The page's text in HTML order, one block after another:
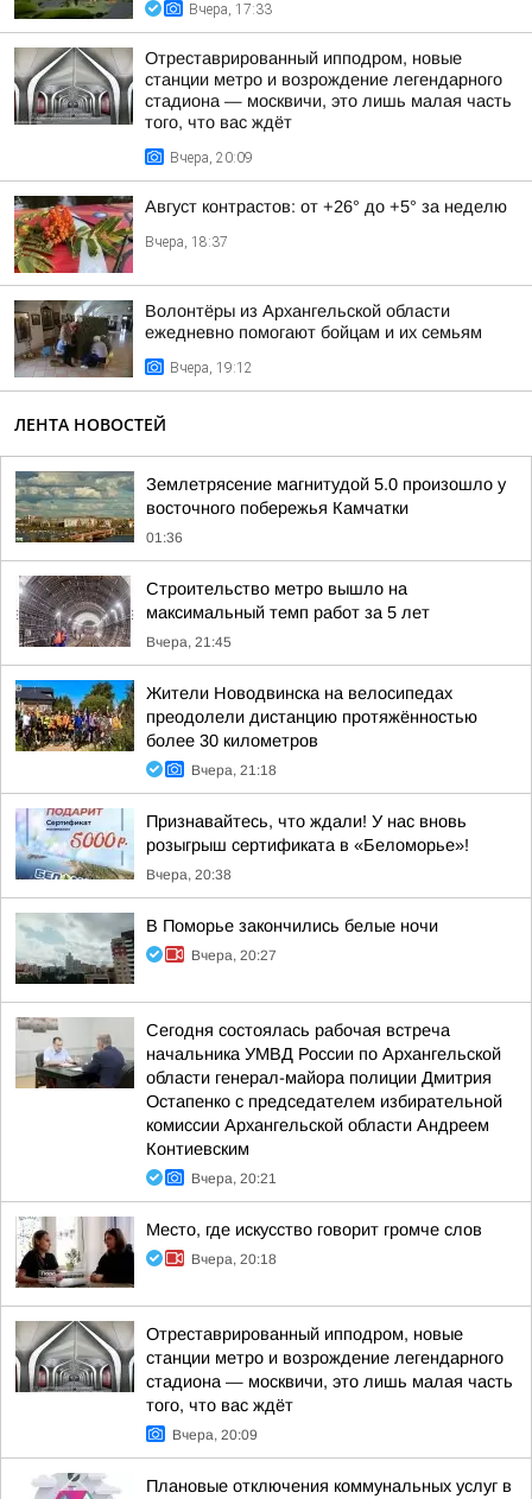
Вчера, 17:33
Отреставрированный ипподром, новые
станции метро и возрождение легендарного
стадиона — москвичи, это лишь малая часть
того, что вас ждёт
Вчера, 20:09
Август контрастов: от +26° до +5° за неделю
Вчера, 18:37
Волонтёры из Архангельской области
ежедневно помогают бойцам и их семьям
Вчера, 19:12
ЛЕНТА НОВОСТЕЙ
Землетрясение магнитудой 5.0 произошло у
восточного побережья Камчатки
01:36
Строительство метро вышло на
максимальный темп работ за 5 лет
Вчера, 21:45
Жители Новодвинска на велосипедах
преодолели дистанцию протяжённостью
более 30 километров
Вчера, 21:18
Признавайтесь, что ждали! У нас вновь
розыгрыш сертификата в «Беломорье»!
Вчера, 20:38
В Поморье закончились белые ночи
Вчера, 20:27
Сегодня состоялась рабочая встреча
начальника УМВД России по Архангельской
области генерал-майора полиции Дмитрия
Остапенко с председателем избирательной
комиссии Архангельской области Андреем
Контиевским
Вчера, 20:21
Место, где искусство говорит громче слов
Вчера, 20:18
Отреставрированный ипподром, новые
станции метро и возрождение легендарного
стадиона — москвичи, это лишь малая часть
того, что вас ждёт
Вчера, 20:09
Плановые отключения коммунальных услуг в